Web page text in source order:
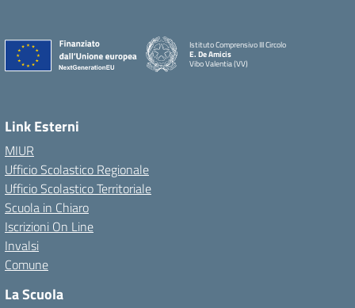
Istituto Comprensivo III Circolo
E. De Amicis
Vibo Valentia (VV)
Link Esterni
MIUR
Ufficio Scolastico Regionale
Ufficio Scolastico Territoriale
Scuola in Chiaro
Iscrizioni On Line
Invalsi
Comune
La Scuola